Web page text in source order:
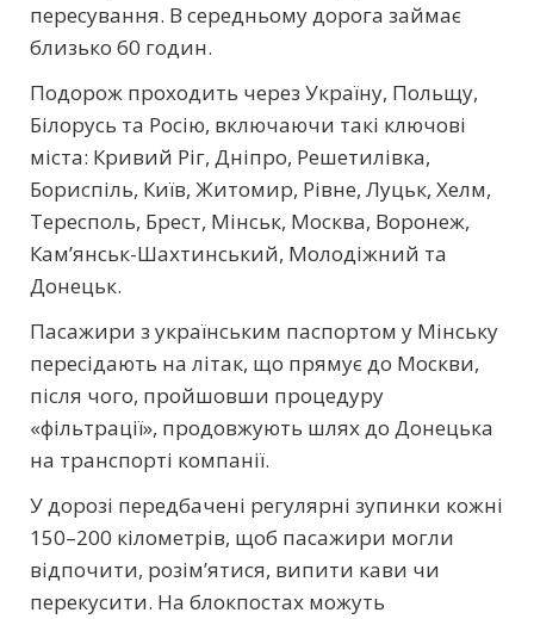
пересування. В середньому дорога займає
близько 60 годин.
Подорож проходить через Україну, Польщу,
Білорусь та Росію, включаючи такі ключові
міста: Кривий Ріг, Дніпро, Решетилівка,
Бориспіль, Київ, Житомир, Рівне, Луцьк, Хелм,
Тересполь, Брест, Мінськ, Москва, Воронеж,
Кам’янськ-Шахтинський, Молодіжний та
Донецьк.
Пасажири з українським паспортом у Мінську
пересідають на літак, що прямує до Москви,
після чого, пройшовши процедуру
«фільтрації», продовжують шлях до Донецька
на транспорті компанії.
У дорозі передбачені регулярні зупинки кожні
150–200 кілометрів, щоб пасажири могли
відпочити, розім’ятися, випити кави чи
перекусити. На блокпостах можуть